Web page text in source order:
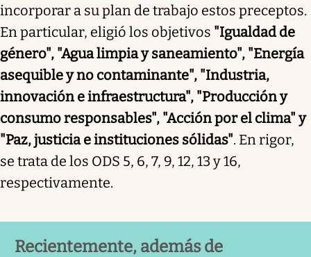
incorporar a su plan de trabajo estos preceptos.
En particular, eligió los objetivos "Igualdad de
género", "Agua limpia y saneamiento", "Energía
asequible y no contaminante", "Industria,
innovación e infraestructura", "Producción y
consumo responsables", "Acción por el clima" y
"Paz, justicia e instituciones sólidas". En rigor,
se trata de los ODS 5, 6, 7, 9, 12, 13 y 16,
respectivamente.
Recientemente, además de